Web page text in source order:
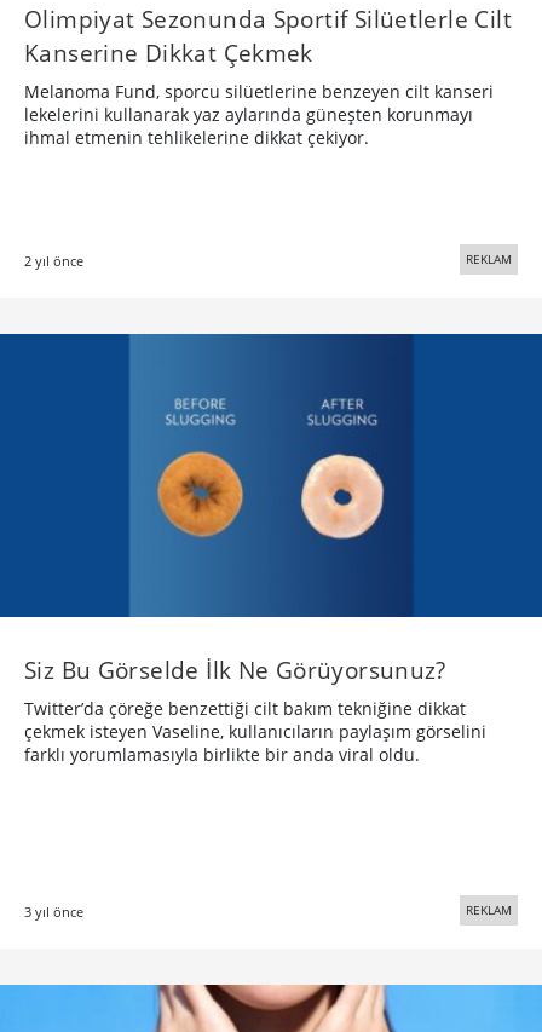
Olimpiyat Sezonunda Sportif Silüetlerle Cilt
Kanserine Dikkat Çekmek
Melanoma Fund, sporcu silüetlerine benzeyen cilt kanseri
lekelerini kullanarak yaz aylarında güneşten korunmayı
ihmal etmenin tehlikelerine dikkat çekiyor.
2 yıl önce REKLAM
Siz Bu Görselde İlk Ne Görüyorsunuz?
Twitter’da çöreğe benzettiği cilt bakım tekniğine dikkat
çekmek isteyen Vaseline, kullanıcıların paylaşım görselini
farklı yorumlamasıyla birlikte bir anda viral oldu.
3 yıl önce REKLAM